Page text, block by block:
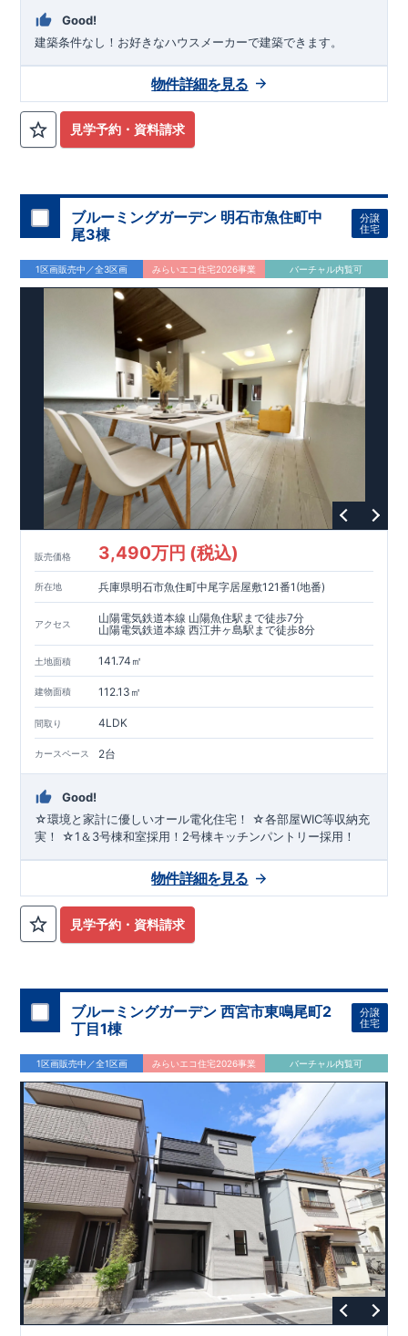
Good!
建築条件なし！​お好きなハウスメーカーで建築できます。
見学予約・資料請求
物件詳細を見る
ブルーミングガーデン 明石市魚住町中
尾3棟
分譲
住宅
1区画販売中／全3区画 みらいエコ住宅2026事業 バーチャル内覧可
販売価格 3,490万円 (税込)
所在地 兵庫県明石市魚住町中尾字居屋敷121番1(地番)
アクセス
山陽電気鉄道本線 山陽魚住駅まで徒歩7分
山陽電気鉄道本線 西江井ヶ島駅まで徒歩8分
土地面積 141.74㎡
建物面積 112.13㎡
間取り 4LDK
カースペース 2台
Good!
☆環境と家計に優しいオール電化住宅！ ☆各部屋WIC等収納充
実！ ☆1＆3号棟和室採用！2号棟キッチンパントリー採用！
見学予約・資料請求
物件詳細を見る
ブルーミングガーデン 西宮市東鳴尾町2
丁目1棟
分譲
住宅
1区画販売中／全1区画 みらいエコ住宅2026事業 バーチャル内覧可